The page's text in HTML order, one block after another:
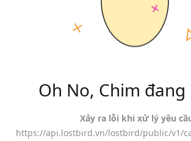
Chịu trách nhiệm nội dung:
Nguyễn Tấn Kiến Phước
Giấy phép MXH : số 375 / GP-BTTTT, ngày cấp 25
Follow us on social
Oh No, Chim đang
Xảy ra lỗi khi xử lý yêu
https://api.lostbird.vn/lostbird/public/v1/